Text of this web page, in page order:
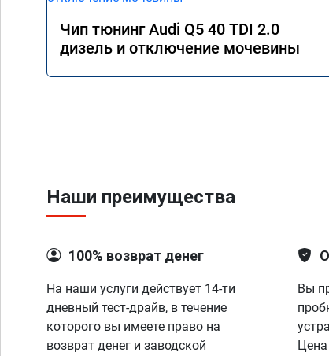
Чип тюнинг Audi Q5 40 TDI 2.0
дизель и отключение мочевины
Наши преимущества
100% возврат денег
На наши услуги действует 14-ти
дневный тест-драйв, в течение
которого вы имеете право на
возврат денег и заводской
Вы
Цена